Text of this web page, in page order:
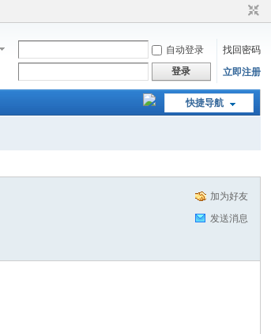
自动登录
找回密码
登录 立即注册
快捷导航
加为好友
发送消息